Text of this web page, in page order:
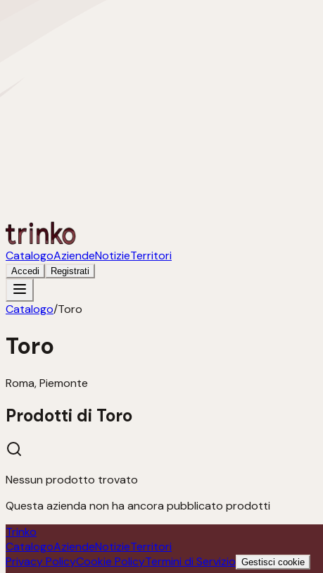
CatalogoAziendeNotizieTerritori
Accedi Registrati
Catalogo/Toro
Toro
Roma, Piemonte
Prodotti di Toro
Nessun prodotto trovato
Questa azienda non ha ancora pubblicato prodotti
Trinko
CatalogoAziendeNotizieTerritori
Privacy PolicyCookie PolicyTermini di Servizio Gestisci cookie